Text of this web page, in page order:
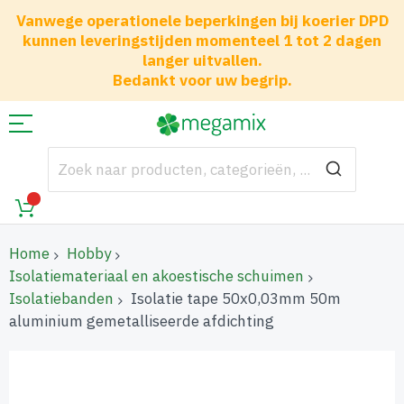
Vanwege operationele beperkingen bij koerier DPD
kunnen leveringstijden momenteel 1 tot 2 dagen
langer uitvallen.
Bedankt voor uw begrip.
Home
Hobby
Isolatiemateriaal en akoestische schuimen
Isolatiebanden
Isolatie tape 50x0,03mm 50m
aluminium gemetalliseerde afdichting